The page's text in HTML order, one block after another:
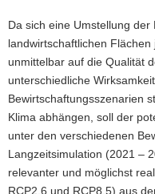
Da sich eine Umstellung der
landwirtschaftlichen
unmittelbar auf die Qualität
unterschiedliche
Bewirtschaftungsszenarien
Klima abhängen, soll der
unter den verschiedenen
Langzeitsimulation (2021 –
relevanter und möglichst
RCP2.6 und RCP8.5) aus